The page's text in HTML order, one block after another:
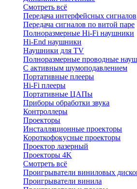
Смотреть всё
Передача интерфейсных сигналов
Передача сигналов по витой паре
Полноразмерные Hi-Fi наушники
Hi-End наушники
Наушники для TV
Полноразмерные проводные
С активным шумоподавлением
Портативные плееры
Hi-Fi плееры
Портативные ЦАПы
Приборы обработки звука
Контроллеры
Проекторы
Инсталляционные проекторы
Короткофокусные проекторы
Проектор лазерный
Проекторы 4K
Смотреть всё
Проигрыватели виниловых
Проигрыватели винила